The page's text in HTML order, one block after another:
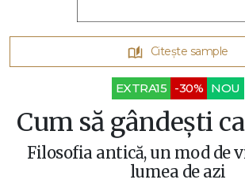
Citește sample
EXTRA15 -30% NOU
Cum să gândești
Filosofia antică, un mod de
lumea de azi